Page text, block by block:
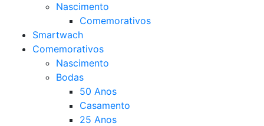
Nascimento
Comemorativos
Smartwach
Comemorativos
Nascimento
Bodas
50 Anos
Casamento
25 Anos